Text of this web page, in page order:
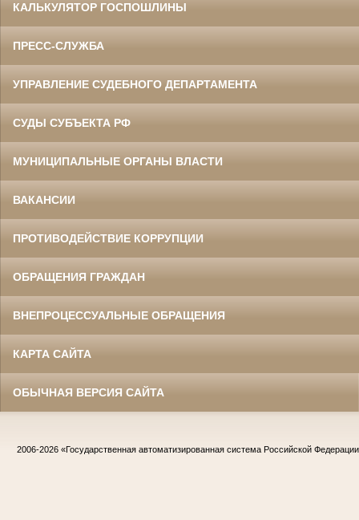
КАЛЬКУЛЯТОР ГОСПОШЛИНЫ
ПРЕСС-СЛУЖБА
УПРАВЛЕНИЕ СУДЕБНОГО ДЕПАРТАМЕНТА
СУДЫ СУБЪЕКТА РФ
МУНИЦИПАЛЬНЫЕ ОРГАНЫ ВЛАСТИ
ВАКАНСИИ
ПРОТИВОДЕЙСТВИЕ КОРРУПЦИИ
ОБРАЩЕНИЯ ГРАЖДАН
ВНЕПРОЦЕССУАЛЬНЫЕ ОБРАЩЕНИЯ
КАРТА САЙТА
ОБЫЧНАЯ ВЕРСИЯ САЙТА
2006-2026 «Государственная автоматизированная система Российской